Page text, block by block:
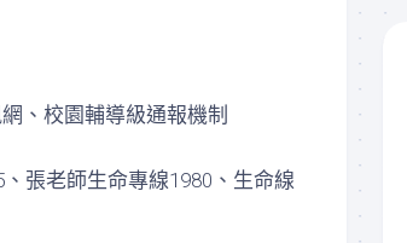
、校園輔導級通報機制
張老師生命專線1980、生命線